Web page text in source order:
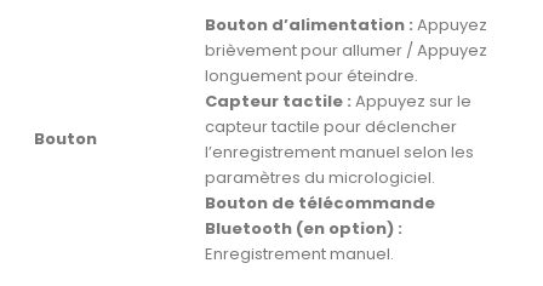
Bouton
Bouton d’alimentation : Appuyez
brièvement pour allumer / Appuyez
longuement pour éteindre.
Capteur tactile : Appuyez sur le
capteur tactile pour déclencher
l’enregistrement manuel selon les
paramètres du micrologiciel.
Bouton de télécommande
Bluetooth (en option) :
Enregistrement manuel.